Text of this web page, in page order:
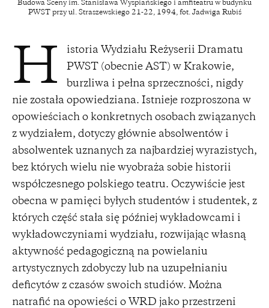
Budowa Sceny im. Stanisława Wyspiańskiego i amfiteatru w budynku
PWST przy ul. Straszewskiego 21-22, 1994, fot. Jadwiga Rubiś
H
istoria Wydziału Reżyserii Dramatu
PWST (obecnie AST) w Krakowie,
burzliwa i pełna sprzeczności, nigdy
nie została opowiedziana. Istnieje rozproszona w
opowieściach o konkretnych osobach związanych
z wydziałem, dotyczy głównie absolwentów i
absolwentek uznanych za najbardziej wyrazistych,
bez których wielu nie wyobraża sobie historii
współczesnego polskiego teatru. Oczywiście jest
obecna w pamięci byłych studentów i studentek, z
których część stała się później wykładowcami i
wykładowczyniami wydziału, rozwijając własną
aktywność pedagogiczną na powielaniu
artystycznych zdobyczy lub na uzupełnianiu
deficytów z czasów swoich studiów. Można
natrafić na opowieści o WRD jako przestrzeni